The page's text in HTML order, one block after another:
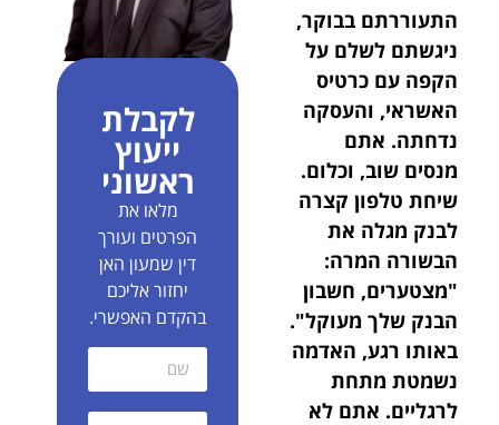
התעוררתם בבוקר,
ניגשתם לשלם על
הקפה עם כרטיס
האשראי, והעסקה
נדחתה. אתם
מנסים שוב, וכלום.
שיחת טלפון קצרה
לבנק מגלה את
הבשורה המרה:
"מצטערים, חשבון
הבנק שלך מעוקל".
באותו רגע, האדמה
נשמטת מתחת
לרגליים. אתם לא
לקבלת
ייעוץ
ראשוני
מלאו את
הפרטים ועורך
דין שמעון האן
יחזור אליכם
בהקדם האפשרי.